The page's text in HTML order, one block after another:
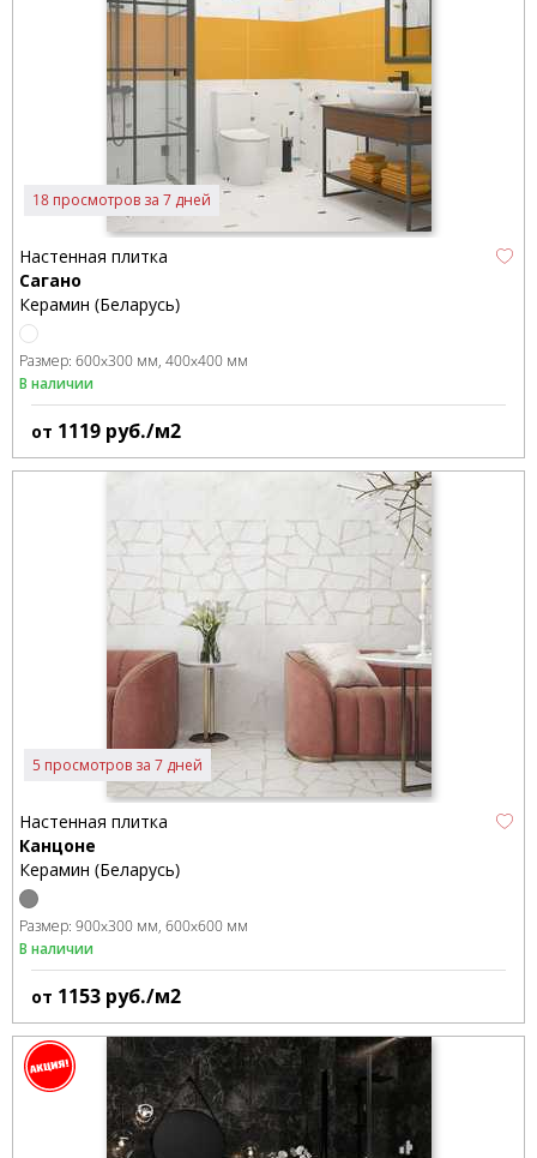
18 просмотров за 7 дней
Настенная плитка
Сагано
Керамин (Беларусь)
Размер: 600x300 мм 400x400 мм
В наличии
от 1119 руб./м2
5 просмотров за 7 дней
Настенная плитка
Канцоне
Керамин (Беларусь)
Размер: 900x300 мм 600x600 мм
В наличии
от 1153 руб./м2